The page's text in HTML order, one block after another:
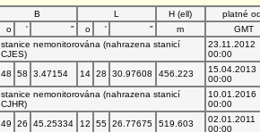
B L H (ell)
platné
o
' " o ' " m
GMT
stanice nemonitorována (nahrazena stanicí
CJES)
23.11.2012
00:00
48 58 3.47154 14 28 30.97608 456.223
15.04.2013
00:00
stanice nemonitorována (nahrazena stanicí
CJHR)
10.01.2016
00:00
49 26 45.25334 12 55 26.77675 519.603
02.01.2011
00:00